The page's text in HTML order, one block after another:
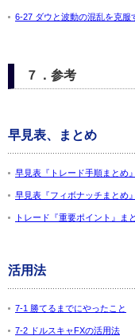
6-27 ダウと波動の混乱を克服
７．参考
早見表、まとめ
早見表『トレード手順まとめ』
早見表『フィボナッチまとめ』
トレード『重要ポイント』ま
活用法
7-1 勝てるまでにやったこと
7-2 ドルスキャFXの活用法